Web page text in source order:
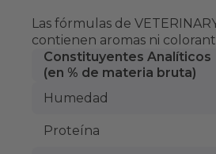
Las fórmulas de
contienen aromas ni
Constituyentes Analíticos
(en % de materia bruta)
Humedad
Proteína